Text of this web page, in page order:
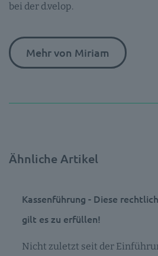
bei der d.velop.
Mehr von Miriam
Ähnliche Artikel
Kassenführung - Diese
gilt es zu erfüllen!
Nicht zuletzt seit der